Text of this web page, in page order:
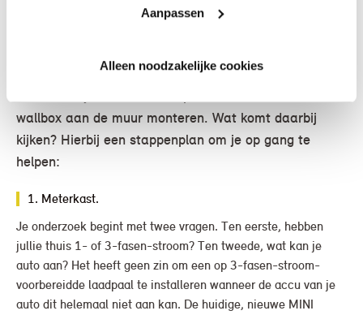
Aanpassen
Alleen noodzakelijke cookies
Hoe krijg ik een laadpaal
wallbox aan de muur monteren. Wat komt daarbij
kijken? Hierbij een stappenplan om je op gang te
helpen:
1. Meterkast.
Je onderzoek begint met twee vragen. Ten eerste, hebben
jullie thuis 1- of 3-fasen-stroom? Ten tweede, wat kan je
auto aan? Het heeft geen zin om een op 3-fasen-stroom-
voorbereidde laadpaal te installeren wanneer de accu van je
auto dit helemaal niet aan kan. De huidige, nieuwe MINI